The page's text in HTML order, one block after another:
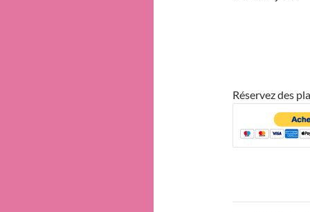
Réservez des